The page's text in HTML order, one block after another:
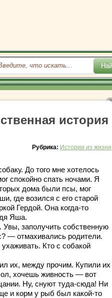
история
Рубрика: Истории из жизни
До того мне хотелось
спокойно спать ночами. Я
дома были псы, мог
где возился с его старой
Гердой. Она когда-то
Яша.
заполучить собственную
— отмахивались родители.
Кто с собакой
их, между прочим. Купили их
хочешь живность — вот
Ну, снуют туда-сюда! Ни
и корм у рыб был какой-то